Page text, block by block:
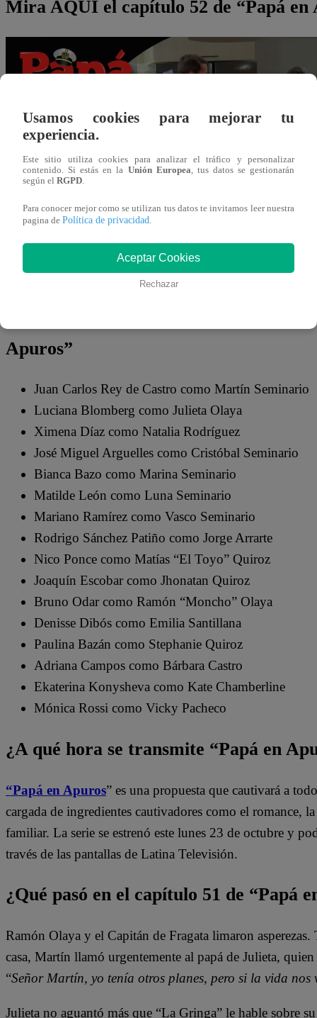
Mira AQUÍ el capítulo 52 de “Papá en
¿De qué trata “Papá en Apuros”?
La nueva ficción cuenta la historia de Martín Seminario
Olaya (Luciana Blomberg) con quien comparte nuevas
giro de 180°, pues experimentará nuevas emociones en
Lista completa de actores
Apuros”
Juan Carlos Rey de Castro como Martín Seminario
Luciana Blomberg como Julieta Olaya
Ximena Díaz como Natalia Rodríguez
José Miguel Arguelles como Cristóbal Seminario
Bianca Bazo como Marina Seminario
Matilde León como Luna Seminario
Mariano Ramírez como Vasco Seminario
Rodrigo Sánchez Patiño como Jorge Arrarte
Nico Ponce como Matías “El Toyo” Quiroz
Joaquín Escobar como Jhonatan Quiroz
Bruno Odar como Ramón “Moncho” Olaya
Denisse Dibós como Emilia Santillana
Paulina Bazán como Stephanie Quiroz
Adriana Campos como Bárbara Castro
Ekaterina Konysheva como Kate Chamberline
Mónica Rossi como Vicky Pacheco
¿A qué hora se transmite “Papá en
“Papá en Apuros” es una propuesta que cautivará a
cargada de ingredientes cautivadores como el romance,
familiar. La serie se estrenó este lunes 23 de octubre y
través de las pantallas de Latina Televisión.
¿Qué pasó en el capítulo 51 de “Papá
Ramón Olaya y el Capitán de Fragata limaron
casa, Martín llamó urgentemente al papá de Julieta,
“Señor Martín, yo tenía otros planes, pero si la vida nos
Julieta no aguantó más que “La Gringa” le hable sobre
Usamos cookies para mejorar tu
experiencia.
Este sitio utiliza cookies para analizar el tráfico y personalizar
contenido. Si estás en la Unión Europea , tus datos se gestionarán
según el RGPD
Para conocer mejor como se utilizan tus datos te invitamos leer nuestra
pagina de Política de privacidad
Aceptar Cookies
Rechazar